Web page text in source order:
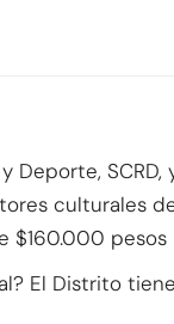
Deporte,
culturales
$160.000 pesos
El Distrito